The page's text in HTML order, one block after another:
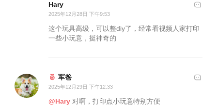
Hary
2025年12月28日 下午9:53
这个玩具高级，可以整diy了，经常看视频人家打印
一些小玩意，挺神奇的
军爸
2025年12月29日 下午12:33
@Hary 对啊，打印点小玩意特别方便